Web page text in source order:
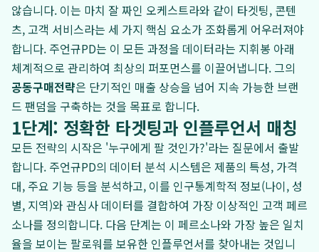
않습니다. 이는 마치 잘 짜인 오케스트라와 같이 타겟팅, 콘텐
츠, 고객 서비스라는 세 가지 핵심 요소가 조화롭게 어우러져야
합니다. 주언규PD는 이 모든 과정을 데이터라는 지휘봉 아래
체계적으로 관리하여 최상의 퍼포먼스를 이끌어냅니다. 그의
공동구매전략은 단기적인 매출 상승을 넘어 지속 가능한 브랜
드 팬덤을 구축하는 것을 목표로 합니다.
1단계: 정확한 타겟팅과 인플루언서 매칭
모든 전략의 시작은 '누구에게 팔 것인가?'라는 질문에서 출발
합니다. 주언규PD의 데이터 분석 시스템은 제품의 특성, 가격
대, 주요 기능 등을 분석하고, 이를 인구통계학적 정보(나이, 성
별, 지역)와 관심사 데이터를 결합하여 가장 이상적인 고객 페르
소나를 정의합니다. 다음 단계는 이 페르소나와 가장 높은 일치
율을 보이는 팔로워를 보유한 인플루언서를 찾아내는 것입니